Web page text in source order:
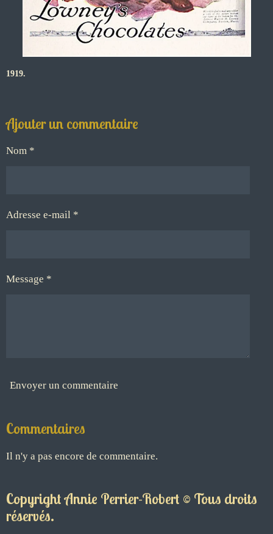
1919.
Ajouter un commentaire
Nom *
Adresse e-mail *
Message *
Envoyer un commentaire
Commentaires
Il n'y a pas encore de commentaire.
Copyright Annie Perrier-Robert © Tous droits
réservés.